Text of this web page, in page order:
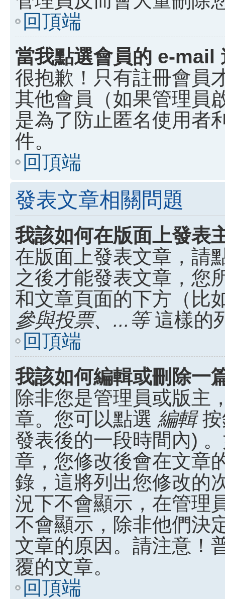
回頂端
當我點選會員的 e-mail
很抱歉！只有註冊會員
其他會員（如果管理員
是為了防止匿名使用者
件。
回頂端
發表文章相關問題
我該如何在版面上發表
在版面上發表文章，請
之後才能發表文章，您
和文章頁面的下方（比
參與投票、...等這樣的
回頂端
我該如何編輯或刪除一
除非您是管理員或版主
章。您可以點選 編輯按
發表後的一段時間內)
章，您修改後會在文章
錄，這將列出您修改的
況下不會顯示，在管理
不會顯示，除非他們決
文章的原因。請注意！
覆的文章。
回頂端